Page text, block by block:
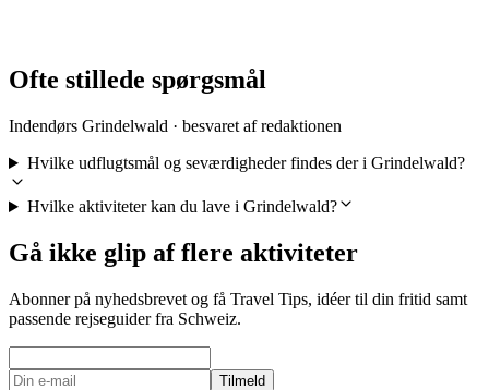
Ofte stillede spørgsmål
Indendørs Grindelwald · besvaret af redaktionen
Hvilke udflugtsmål og seværdigheder findes der i Grindelwald?
Hvilke aktiviteter kan du lave i Grindelwald?
Gå ikke glip af flere aktiviteter
Abonner på nyhedsbrevet og få Travel Tips, idéer til din fritid samt
passende rejseguider fra Schweiz.
Tilmeld